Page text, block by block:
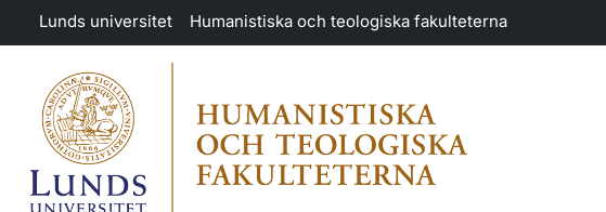
Hoppa till huvudinnehåll
Lunds universitet Humanistiska och teologiska fakulteterna